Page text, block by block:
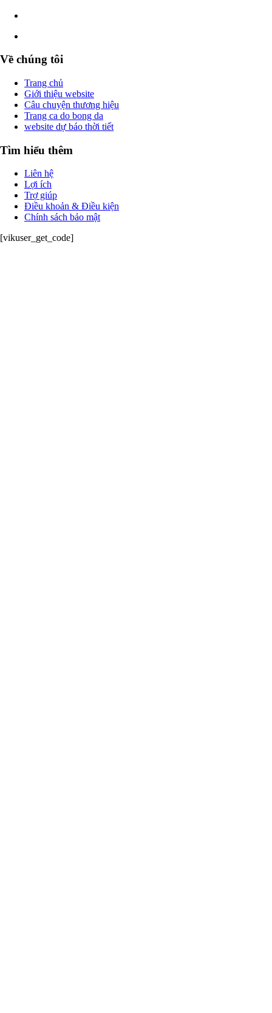
Về chúng tôi
Trang chủ
Giới thiệu website
Câu chuyện thương hiệu
Trang ca do bong da
website dự báo thời tiết
Tìm hiểu thêm
Liên hệ
Lợi ích
Trợ giúp
Điều khoản & Điều kiện
Chính sách bảo mật
[vikuser_get_code]